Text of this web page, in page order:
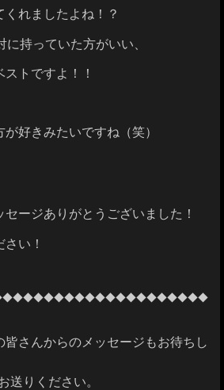
れましたよね！？
持っていた方がいい、
トですよ！！
好きみたいですね（笑）
ージありがとうございました！
い！
◆◆◆◆◆◆◆◆◆◆◆◆◆◆◆◆◆◆◆◆
皆さんからのメッセージもお待ちし
送りください。